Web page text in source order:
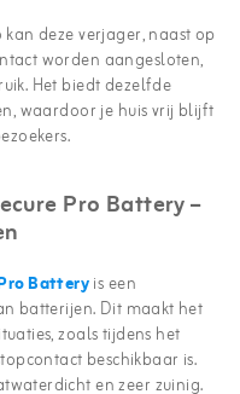
deze verjager, naast op
worden aangesloten,
Het biedt dezelfde
waardoor je huis vrij blijft
Pro Battery –
Batteryis een
batterijen. Dit maakt het
zoals tijdens het
beschikbaar is.
en zeer zuinig.